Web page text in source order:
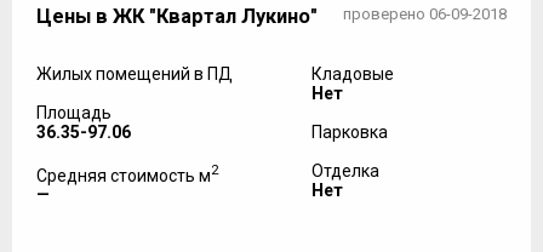
проверено 06-09-2018
Цены в ЖК "Квартал Лукино"
Жилых помещений в ПД
Площадь
36.35-97.06
Средняя стоимость м2
—
Кладовые
Нет
Парковка
Отделка
Нет